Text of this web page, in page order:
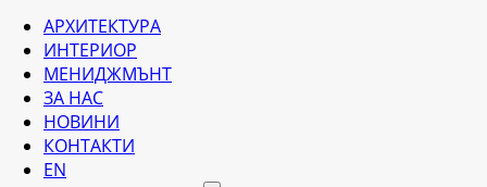
АРХИТЕКТУРА
ИНТЕРИОР
МЕНИДЖМЪНТ
ЗА НАС
НОВИНИ
КОНТАКТИ
EN